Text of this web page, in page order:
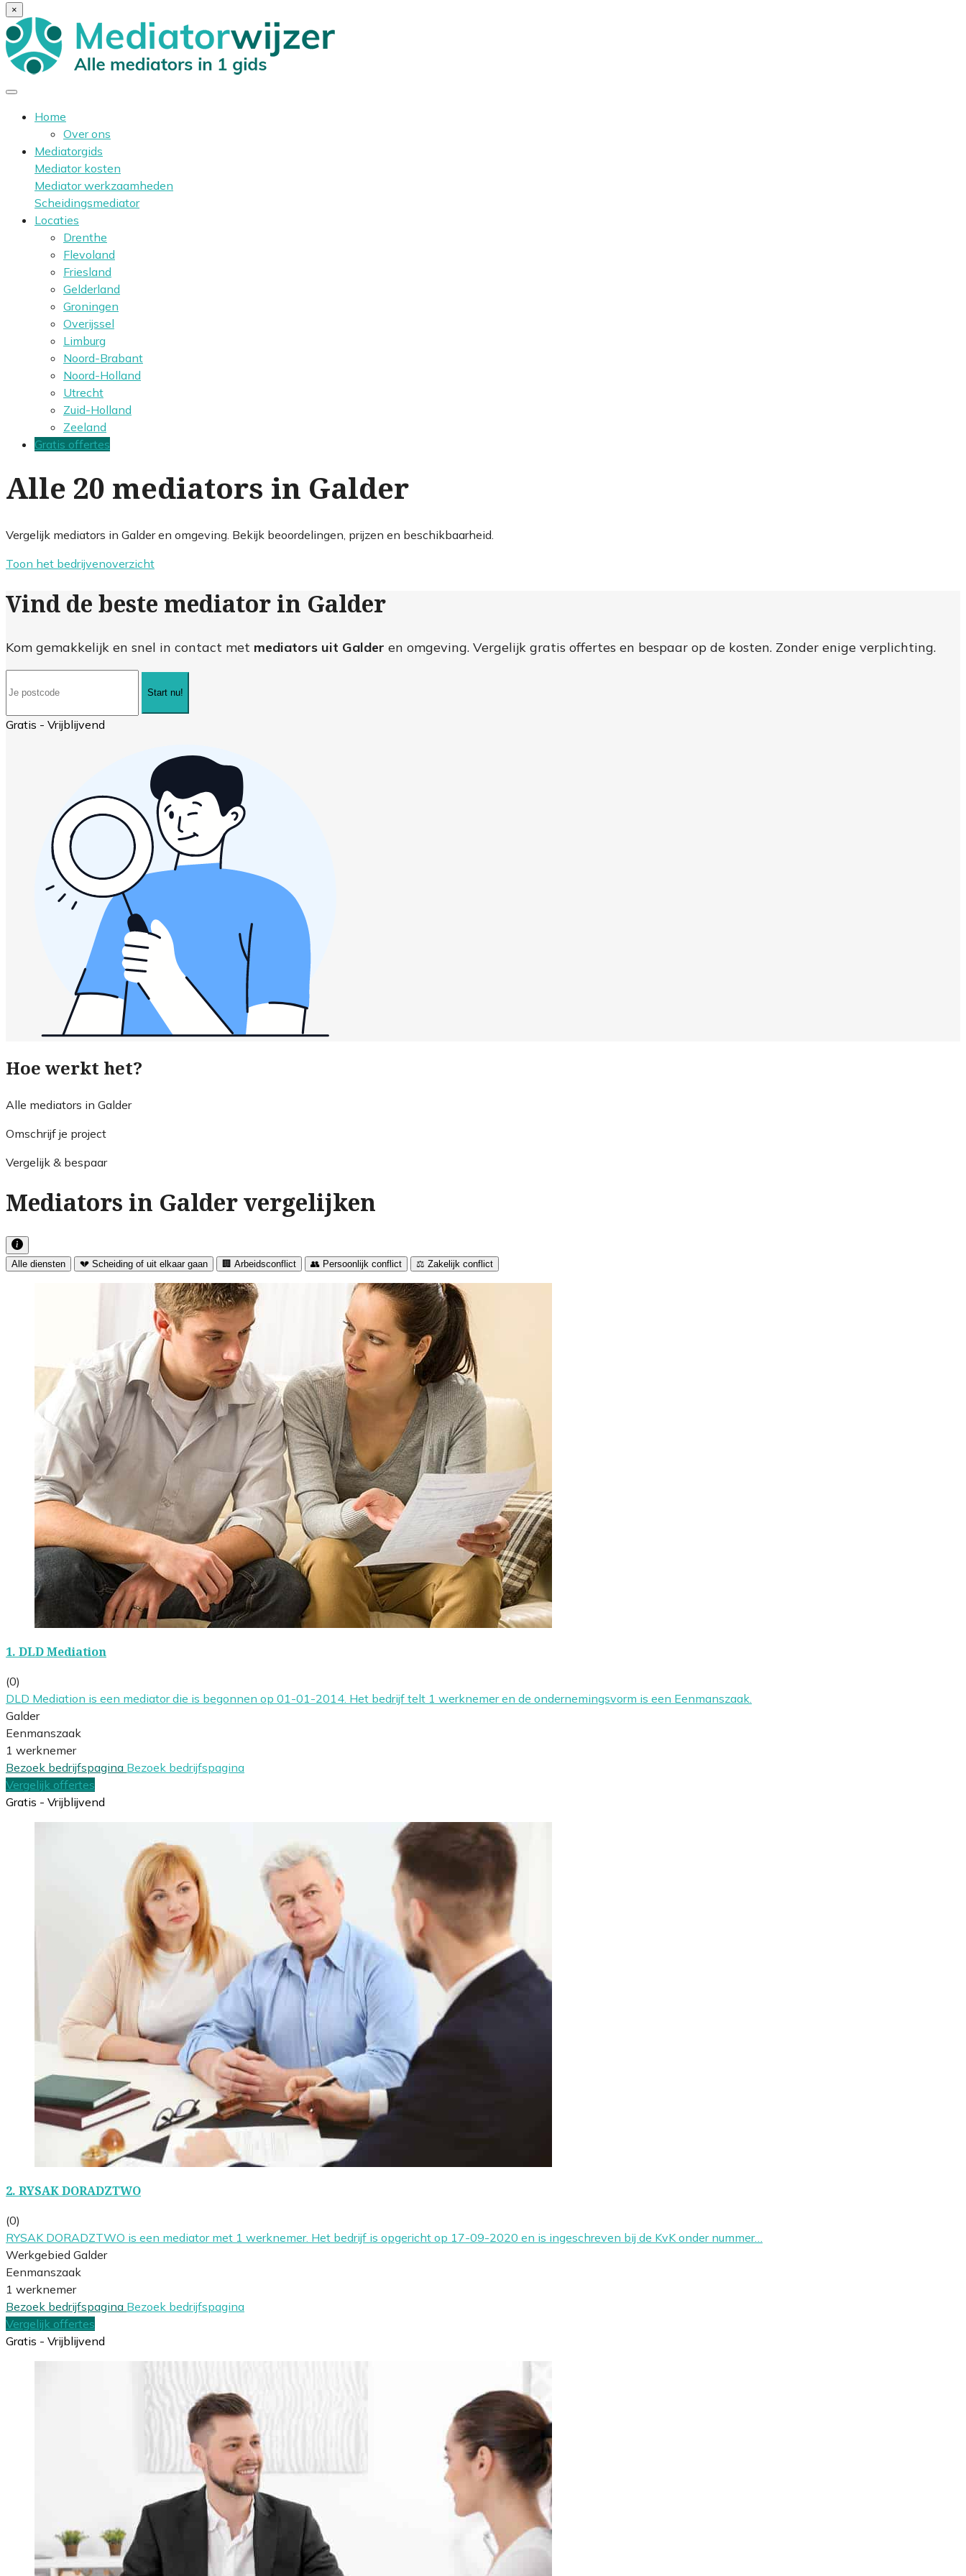
×
Home
Over ons
Mediatorgids
Mediator kosten
Mediator werkzaamheden
Scheidingsmediator
Locaties
Drenthe
Flevoland
Friesland
Gelderland
Groningen
Overijssel
Limburg
Noord-Brabant
Noord-Holland
Utrecht
Zuid-Holland
Zeeland
Gratis offertes
Alle 20 mediators in Galder
Vergelijk mediators in Galder en omgeving. Bekijk beoordelingen, prijzen en beschikbaarheid.
Toon het bedrijvenoverzicht
Vind de beste mediator in Galder
Kom gemakkelijk en snel in contact met mediators uit Galder en omgeving. Vergelijk gratis offertes en bespaar op de kosten. Zonder enige verplichting.
Start nu!
Gratis - Vrijblijvend
Hoe werkt het?
Alle mediators in Galder
Omschrijf je project
Vergelijk & bespaar
Mediators in Galder vergelijken
Alle diensten 💔 Scheiding of uit elkaar gaan 🏢 Arbeidsconflict 👥 Persoonlijk conflict ⚖️ Zakelijk conflict
1. DLD Mediation
(0)
DLD Mediation is een mediator die is begonnen op 01-01-2014. Het bedrijf telt 1 werknemer en de ondernemingsvorm is een Eenmanszaak.
Galder
Eenmanszaak
1 werknemer
Bezoek bedrijfspagina Bezoek bedrijfspagina
Vergelijk offertes
Gratis - Vrijblijvend
2. RYSAK DORADZTWO
(0)
RYSAK DORADZTWO is een mediator met 1 werknemer. Het bedrijf is opgericht op 17-09-2020 en is ingeschreven bij de KvK onder nummer…
Werkgebied Galder
Eenmanszaak
1 werknemer
Bezoek bedrijfspagina Bezoek bedrijfspagina
Vergelijk offertes
Gratis - Vrijblijvend